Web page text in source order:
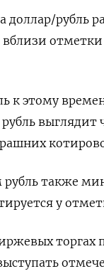
доллар/рубль
отметки
к этому
рубль выглядит
рубль также
у
торгах